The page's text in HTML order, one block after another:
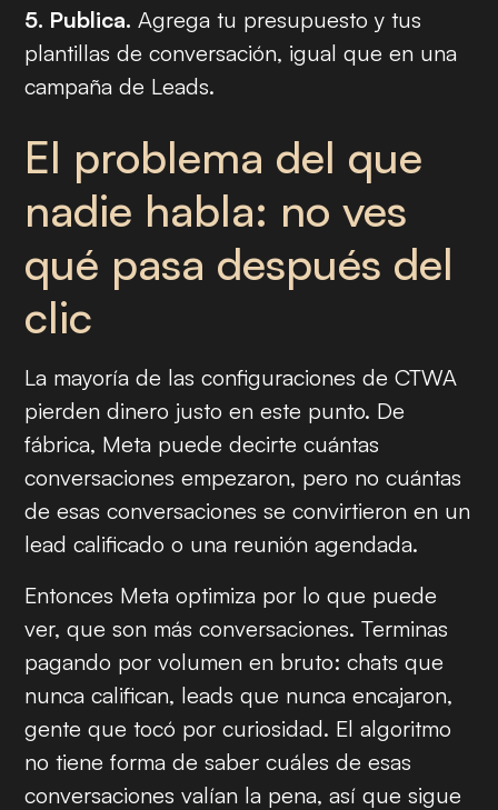
5. Publica. Agrega tu presupuesto y tus
plantillas de conversación, igual que en una
campaña de Leads.
El problema del que
nadie habla: no ves
qué pasa después del
clic
La mayoría de las configuraciones de CTWA
pierden dinero justo en este punto. De
fábrica, Meta puede decirte cuántas
conversaciones empezaron, pero no cuántas
de esas conversaciones se convirtieron en un
lead calificado o una reunión agendada.
Entonces Meta optimiza por lo que puede
ver, que son más conversaciones. Terminas
pagando por volumen en bruto: chats que
nunca califican, leads que nunca encajaron,
gente que tocó por curiosidad. El algoritmo
no tiene forma de saber cuáles de esas
conversaciones valían la pena, así que sigue